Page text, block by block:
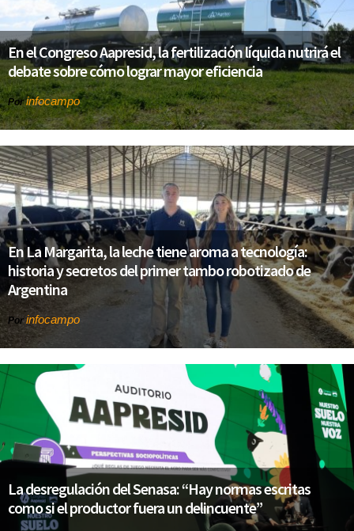
En el Congreso Aapresid, la fertilización líquida nutrirá el
debate sobre cómo lograr mayor eficiencia
Porinfocampo
En La Margarita, la leche tiene aroma a tecnología:
historia y secretos del primer tambo robotizado de
Argentina
Porinfocampo
La desregulación del Senasa: “Hay normas escritas
como si el productor fuera un delincuente”